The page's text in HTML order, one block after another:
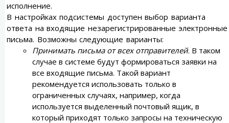
исполнение.
В настройках подсистемы доступен выбор варианта
ответа на входящие незарегистрированные электронные
письма. Возможны следующие варианты:
Принимать письма от всех отправителей. В таком
случае в системе будут формироваться заявки на
все входящие письма. Такой вариант
рекомендуется использовать только в
ограниченных случаях, например, когда
используется выделенный почтовый ящик, в
который приходят только запросы на техническую